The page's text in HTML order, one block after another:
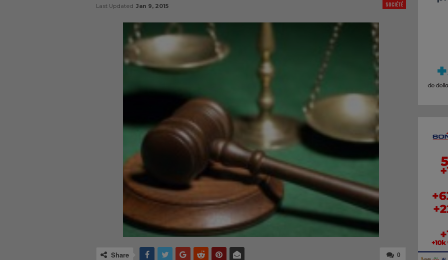
SOCIÉTÉ
Last Updated Jan 9, 2015
0
Share